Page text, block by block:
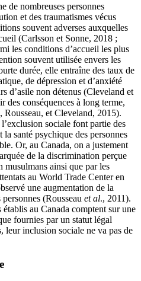
de nombreuses personnes
et des traumatismes vécus
souvent adverses auxquelles
(Carlsson et Sonne, 2018 ;
les conditions d’accueil les plus
souvent utilisée envers les
durée, elle entraîne des taux de
de dépression et d’anxiété
d’asile non détenus (Cleveland et
des conséquences à long terme,
et Cleveland, 2015).
sociale font partie des
santé psychique des personnes
Or, au Canada, on a justement
de la discrimination perçue
musulmans ainsi que par les
au World Trade Center en
une augmentation de la
(Rousseau et al., 2011).
au Canada comptent sur une
fournies par un statut légal
leur inclusion sociale ne va pas de